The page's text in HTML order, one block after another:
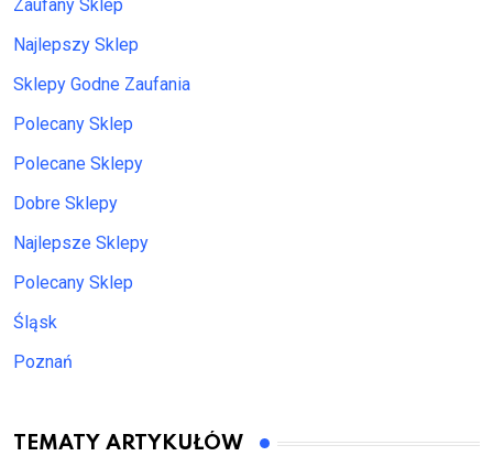
Zaufany Sklep
Najlepszy Sklep
Sklepy Godne Zaufania
Polecany Sklep
Polecane Sklepy
Dobre Sklepy
Najlepsze Sklepy
Polecany Sklep
Śląsk
Poznań
TEMATY ARTYKUŁÓW